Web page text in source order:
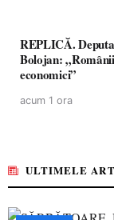
REPLICĂ.
Bolojan:
economici”
acum 1 ora
ULTIMELE